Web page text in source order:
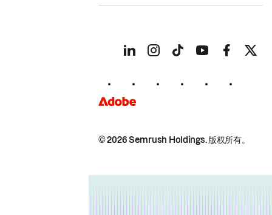
© 2026 Semrush Holdings.版权所有。